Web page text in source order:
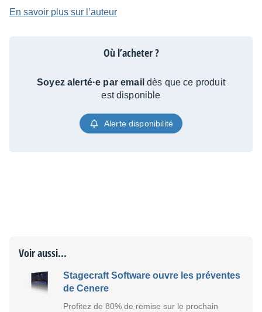
En savoir plus sur l’auteur
Où l’acheter ?
Soyez alerté·e par email dès que ce produit
est disponible
Alerte disponibilité
Voir aussi...
Stagecraft Software ouvre les préventes
de Cenere
Profitez de 80% de remise sur le prochain